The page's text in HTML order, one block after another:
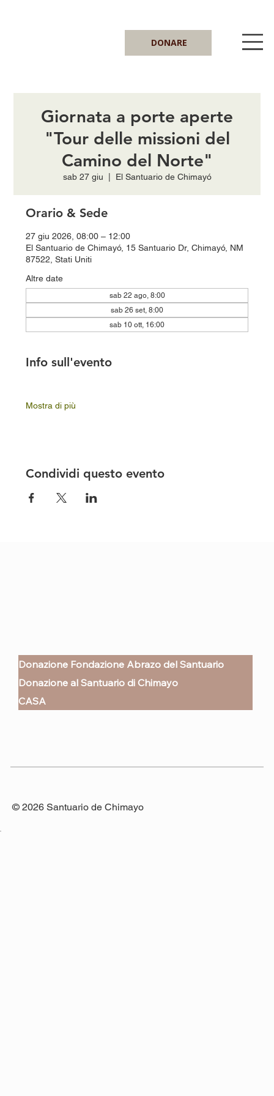
DONARE
Giornata a porte aperte
"Tour delle missioni del
Camino del Norte"
sab 27 giu El Santuario de Chimayó
Orario & Sede
27 giu 2026, 08:00 – 12:00
El Santuario de Chimayó, 15 Santuario Dr, Chimayó, NM
87522, Stati Uniti
Altre date
sab 22 ago, 8:00
sab 26 set, 8:00
sab 10 ott, 16:00
Info sull'evento
Mostra di più
Condividi questo evento
Donazione Fondazione Abrazo del Santuario
Donazione al Santuario di Chimayo
CASA
© 2026 Santuario de Chimayo